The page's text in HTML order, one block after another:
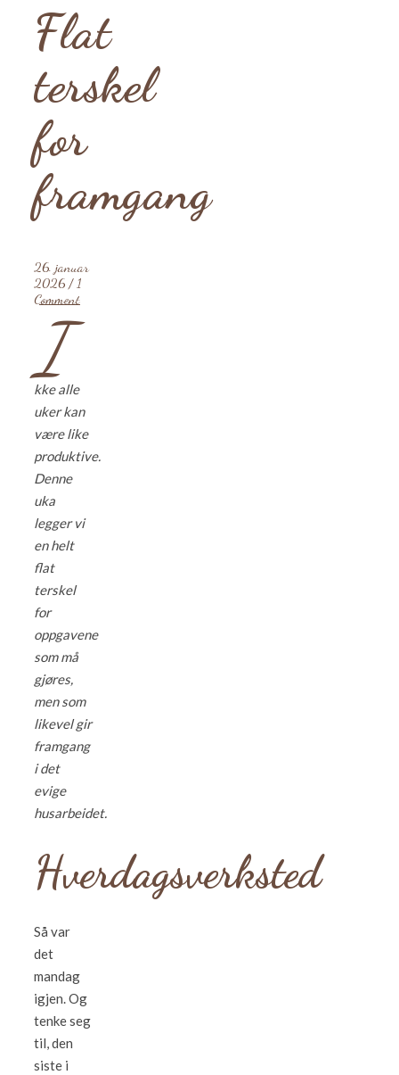
Flat
terskel
for
framgang
26. januar
2026 / 1
Comment
I
kke alle
uker kan
være like
produktive.
Denne
uka
legger vi
en helt
flat
terskel
for
oppgavene
som må
gjøres,
men som
likevel gir
framgang
i det
evige
husarbeidet.
Hverdagsverksted
Så var
det
mandag
igjen. Og
tenke seg
til, den
siste i